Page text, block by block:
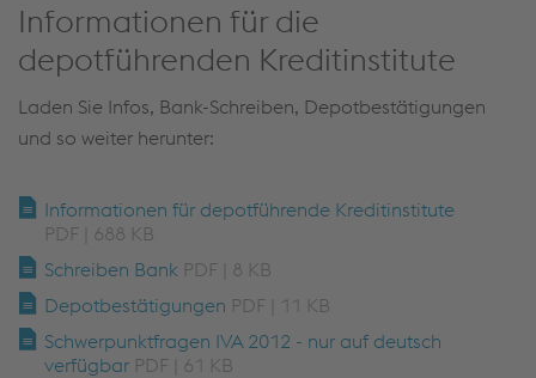
Informationen für die
depotführenden Kreditinstitute
Laden Sie Infos, Bank-Schreiben, Depotbestätigungen
und so weiter herunter:
Informationen für depotführende Kreditinstitute
PDF | 688 KB
Schreiben Bank PDF | 8 KB
Depotbestätigungen PDF | 11 KB
Schwerpunktfragen IVA 2012 - nur auf deutsch
verfügbar PDF | 61 KB